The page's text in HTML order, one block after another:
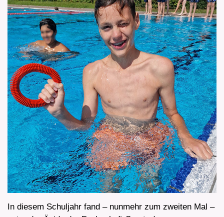
In diesem Schuljahr fand – nunmehr zum zweiten Mal –